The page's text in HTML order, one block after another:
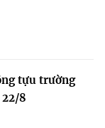
tựu trường
22/8